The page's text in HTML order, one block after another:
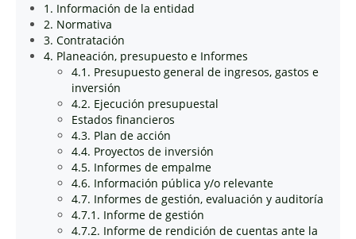
1. Información de la entidad
2. Normativa
3. Contratación
4. Planeación, presupuesto e Informes
4.1. Presupuesto general de ingresos, gastos e
inversión
4.2. Ejecución presupuestal
Estados financieros
4.3. Plan de acción
4.4. Proyectos de inversión
4.5. Informes de empalme
4.6. Información pública y/o relevante
4.7. Informes de gestión, evaluación y auditoría
4.7.1. Informe de gestión
4.7.2. Informe de rendición de cuentas ante la